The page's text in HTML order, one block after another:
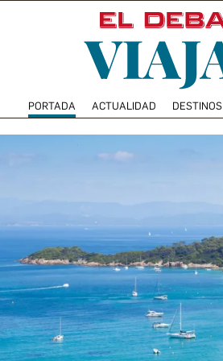
PORTADA ACTUALIDAD DESTINOS